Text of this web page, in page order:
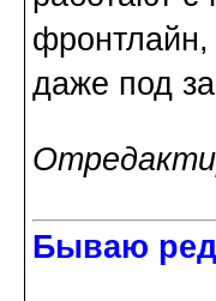
фронтлайн,
даже под
Бываю